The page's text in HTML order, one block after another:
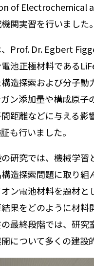
of Electrochemical
関実習を行いました。
Prof. Dr. Egbert
池正極材料である
造探索および分子
ン添加量や構成原子
距離などに与える影
も行いました。
研究では、機械学
造探索問題に取り組
ン電池材料を題材
果をどのように材
最終段階では、研究
について多くの建設